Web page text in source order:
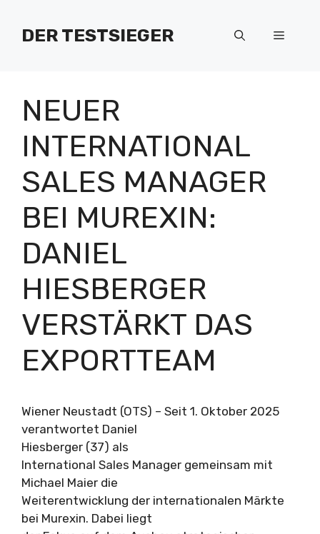
Inhalt
springenDER TESTSIEGER Menü
NEUER
INTERNATIONAL
SALES MANAGER
BEI MUREXIN:
DANIEL
HIESBERGER
VERSTÄRKT DAS
EXPORTTEAM
Wiener Neustadt (OTS) – Seit 1. Oktober 2025
verantwortet Daniel
Hiesberger (37) als
International Sales Manager gemeinsam mit
Michael Maier die
Weiterentwicklung der internationalen Märkte
bei Murexin. Dabei liegt